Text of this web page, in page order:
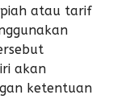
atau tarif
akan
ketentuan